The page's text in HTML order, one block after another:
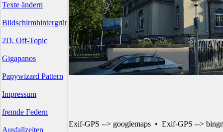
Texte ändern
Bildschirmhintergründe
2D, Off-Topic
Gigapanos
Papywizard Pattern
Impressum
fremde Federn
Ausfallzeiten
Exif-GPS --> googlemaps • Exif-GPS -->